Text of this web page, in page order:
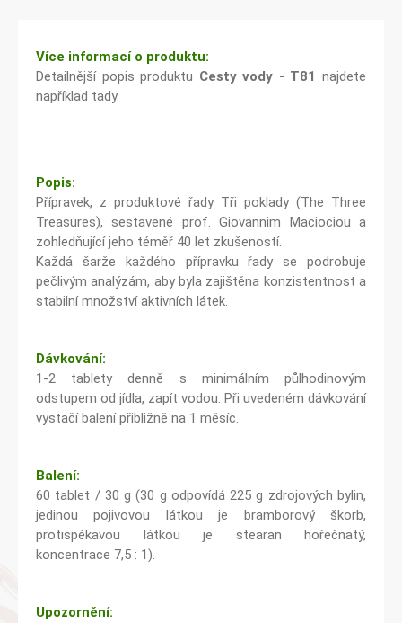
Více informací o produktu:
Detailnější popis produktu Cesty vody - T81 najdete
například tady.
Popis:
Přípravek, z produktové řady Tři poklady (The Three
Treasures), sestavené prof. Giovannim Maciociou a
zohledňující jeho téměř 40 let zkušeností.
Každá šarže každého přípravku řady se podrobuje
pečlivým analýzám, aby byla zajištěna konzistentnost a
stabilní množství aktivních látek.
Dávkování:
1-2 tablety denně s minimálním půlhodinovým
odstupem od jídla, zapít vodou. Při uvedeném dávkování
vystačí balení přibližně na 1 měsíc.
Balení:
60 tablet / 30 g (30 g odpovídá 225 g zdrojových bylin,
jedinou pojivovou látkou je bramborový škorb,
protispékavou látkou je stearan hořečnatý,
koncentrace 7,5 : 1).
Upozornění: